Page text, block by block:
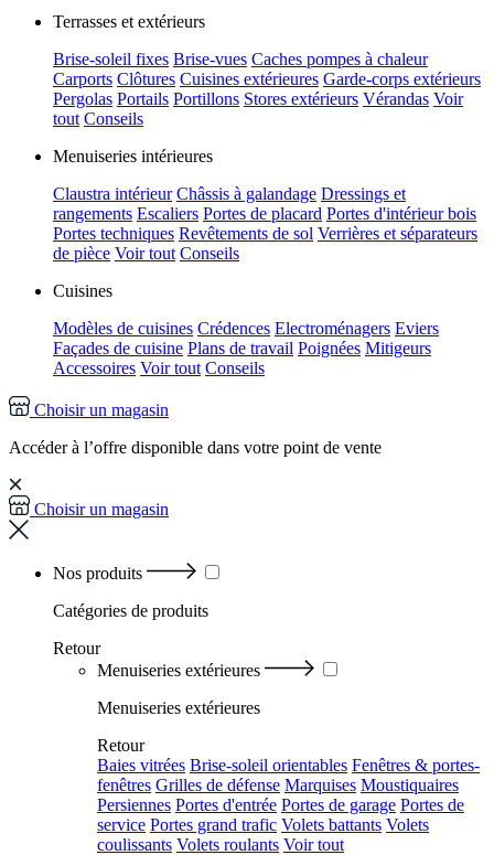
Terrasses et extérieurs
Brise-soleil fixes Brise-vues Caches pompes à chaleur
Carports Clôtures Cuisines extérieures Garde-corps extérieurs
Pergolas Portails Portillons Stores extérieurs Vérandas Voir
tout Conseils
Menuiseries intérieures
Claustra intérieur Châssis à galandage Dressings et
rangements Escaliers Portes de placard Portes d'intérieur bois
Portes techniques Revêtements de sol Verrières et séparateurs
de pièce Voir tout Conseils
Cuisines
Modèles de cuisines Crédences Electroménagers Eviers
Façades de cuisine Plans de travail Poignées Mitigeurs
Accessoires Voir tout Conseils
Choisir un magasin
Accéder à l’offre disponible dans votre point de vente
Choisir un magasin
Nos produits
Catégories de produits
Retour
Menuiseries extérieures
Menuiseries extérieures
Retour
Baies vitrées Brise-soleil orientables Fenêtres & portes-
fenêtres Grilles de défense Marquises Moustiquaires
Persiennes Portes d'entrée Portes de garage Portes de
service Portes grand trafic Volets battants Volets
coulissants Volets roulants Voir tout